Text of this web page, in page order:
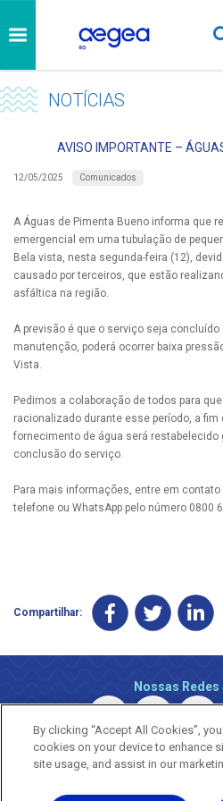
NOTÍCIAS
AVISO IMPORTANTE –
12/05/2025 Comunicados
A Águas de Pimenta Bueno informa que
emergencial em uma tubulação de
Bela vista, nesta segunda-feira (12),
causado por terceiros, que estão
asfáltica na região.
A previsão é que o serviço seja concluído
manutenção, poderá ocorrer baixa
Vista.
Pedimos a colaboração de todos para
racionalizado durante esse período, a
fornecimento de água será restabelecido
conclusão do serviço.
Para mais informações, entre em
telefone ou WhatsApp pelo número 0800
Compartilhar:
Nossas
By clicking “Accept All Cookies”,
cookies on your device to enhance
site usage, and assist in our